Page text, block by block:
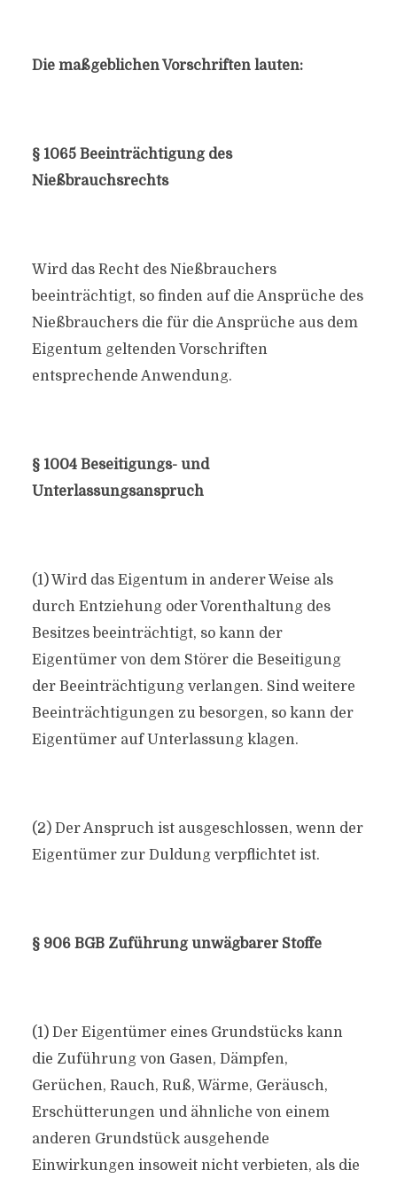
Die maßgeblichen Vorschriften lauten:
§ 1065 Beeinträchtigung des
Nießbrauchsrechts
Wird das Recht des Nießbrauchers
beeinträchtigt, so finden auf die Ansprüche des
Nießbrauchers die für die Ansprüche aus dem
Eigentum geltenden Vorschriften
entsprechende Anwendung.
§ 1004 Beseitigungs- und
Unterlassungsanspruch
(1) Wird das Eigentum in anderer Weise als
durch Entziehung oder Vorenthaltung des
Besitzes beeinträchtigt, so kann der
Eigentümer von dem Störer die Beseitigung
der Beeinträchtigung verlangen. Sind weitere
Beeinträchtigungen zu besorgen, so kann der
Eigentümer auf Unterlassung klagen.
(2) Der Anspruch ist ausgeschlossen, wenn der
Eigentümer zur Duldung verpflichtet ist.
§ 906 BGB Zuführung unwägbarer Stoffe
(1) Der Eigentümer eines Grundstücks kann
die Zuführung von Gasen, Dämpfen,
Gerüchen, Rauch, Ruß, Wärme, Geräusch,
Erschütterungen und ähnliche von einem
anderen Grundstück ausgehende
Einwirkungen insoweit nicht verbieten, als die